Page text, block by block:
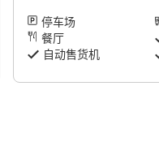
停车场
餐厅
自动售货机